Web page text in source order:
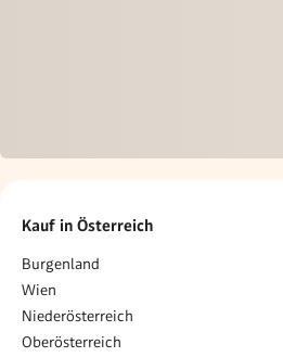
Kauf in Österreich
Burgenland
Wien
Niederösterreich
Oberösterreich